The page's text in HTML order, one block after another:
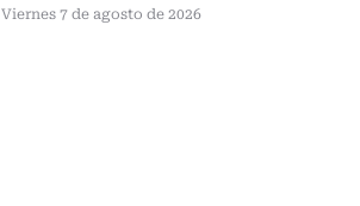
Viernes 7 de agosto de 2026